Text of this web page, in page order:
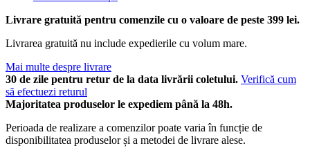
Livrare gratuită pentru comenzile cu o valoare de peste 399 lei.
Livrarea gratuită nu include expedierile cu volum mare.
Mai multe despre livrare
30 de zile pentru retur de la data livrării coletului. Verifică cum
să efectuezi returul
Majoritatea produselor le expediem până la 48h.
Perioada de realizare a comenzilor poate varia în funcție de
disponibilitatea produselor și a metodei de livrare alese.